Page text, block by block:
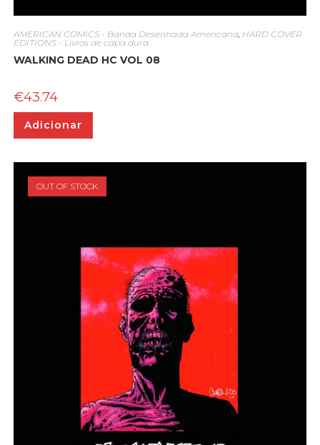
AMERICAN COMICS - Banda Desenhada Americana, HARD COVER
EDITIONS - Livros de capa dura
WALKING DEAD HC VOL 08
€43.74
Adicionar
OUT OF STOCK